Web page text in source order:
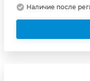
Наличие после